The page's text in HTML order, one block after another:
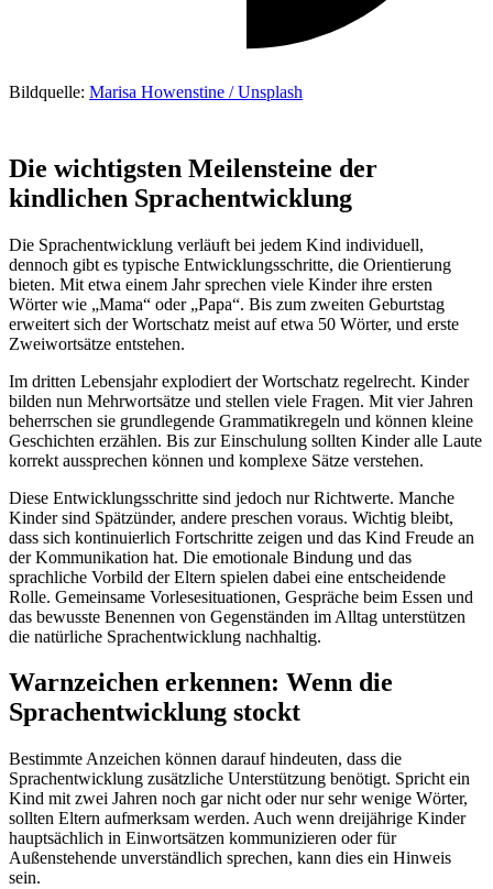
Bildquelle: Marisa Howenstine / Unsplash
Die wichtigsten Meilensteine der
kindlichen Sprachentwicklung
Die Sprachentwicklung verläuft bei jedem Kind individuell,
dennoch gibt es typische Entwicklungsschritte, die Orientierung
bieten. Mit etwa einem Jahr sprechen viele Kinder ihre ersten
Wörter wie „Mama“ oder „Papa“. Bis zum zweiten Geburtstag
erweitert sich der Wortschatz meist auf etwa 50 Wörter, und erste
Zweiwortsätze entstehen.
Im dritten Lebensjahr explodiert der Wortschatz regelrecht. Kinder
bilden nun Mehrwortsätze und stellen viele Fragen. Mit vier Jahren
beherrschen sie grundlegende Grammatikregeln und können kleine
Geschichten erzählen. Bis zur Einschulung sollten Kinder alle Laute
korrekt aussprechen können und komplexe Sätze verstehen.
Diese Entwicklungsschritte sind jedoch nur Richtwerte. Manche
Kinder sind Spätzünder, andere preschen voraus. Wichtig bleibt,
dass sich kontinuierlich Fortschritte zeigen und das Kind Freude an
der Kommunikation hat. Die emotionale Bindung und das
sprachliche Vorbild der Eltern spielen dabei eine entscheidende
Rolle. Gemeinsame Vorlesesituationen, Gespräche beim Essen und
das bewusste Benennen von Gegenständen im Alltag unterstützen
die natürliche Sprachentwicklung nachhaltig.
Warnzeichen erkennen: Wenn die
Sprachentwicklung stockt
Bestimmte Anzeichen können darauf hindeuten, dass die
Sprachentwicklung zusätzliche Unterstützung benötigt. Spricht ein
Kind mit zwei Jahren noch gar nicht oder nur sehr wenige Wörter,
sollten Eltern aufmerksam werden. Auch wenn dreijährige Kinder
hauptsächlich in Einwortsätzen kommunizieren oder für
Außenstehende unverständlich sprechen, kann dies ein Hinweis
sein.